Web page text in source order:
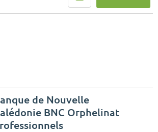
de Nouvelle
BNC Orphelinat